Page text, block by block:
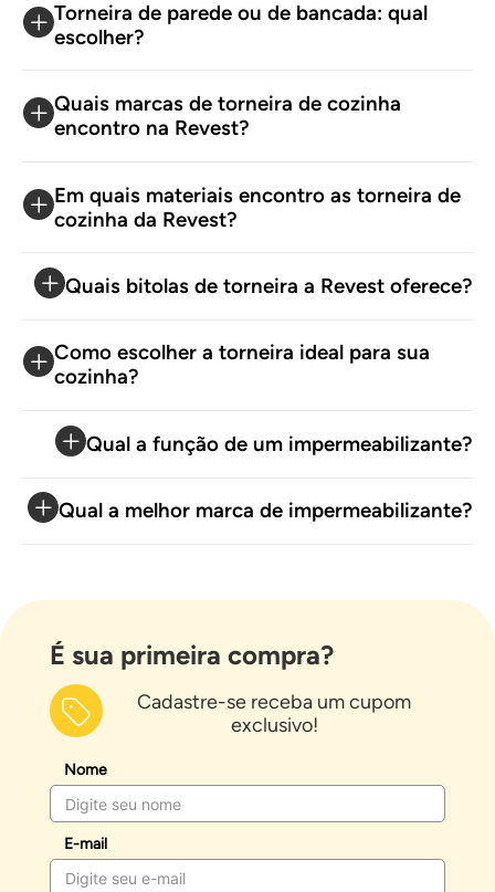
Torneira de parede ou de bancada: qual
escolher?
Quais marcas de torneira de cozinha
encontro na Revest?
Em quais materiais encontro as torneira de
cozinha da Revest?
Quais bitolas de torneira a Revest oferece?
Como escolher a torneira ideal para sua
cozinha?
Qual a função de um impermeabilizante?
Qual a melhor marca de impermeabilizante?
É sua primeira compra?
Cadastre-se receba um cupom
exclusivo!
Nome
E-mail